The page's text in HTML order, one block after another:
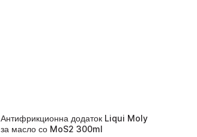
Антифрикционна додаток Liqui Moly
за масло со MoS2 300ml